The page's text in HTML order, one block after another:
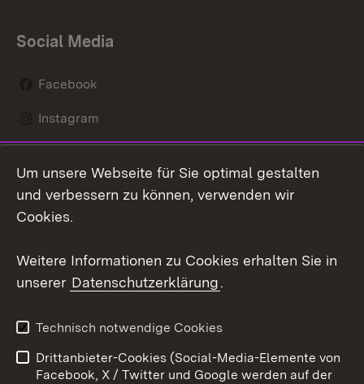
Social Media
Facebook
Instagram
Mastodon
Youtube
Kontakt
Datenschutz
Barrierefreiheit
Impressum Cookies
Um unsere Webseite für Sie optimal gestalten
und verbessern zu können, verwenden wir
Cookies.
Weitere Informationen zu Cookies erhalten Sie in
unserer Datenschutzerklärung.
Technisch notwendige Cookies
Drittanbieter-Cookies (Social-Media-Elemente von
Facebook, X / Twitter und Google werden auf der